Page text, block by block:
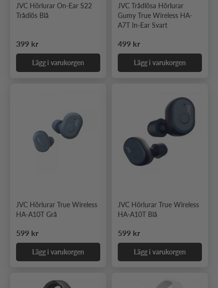
JVC Hörlurar On-Ear S22
Trådlös Blå
Ordinarie pris
399 kr
Lägg i varukorgen
JVC Trådlösa Hörlurar
Gumy True Wireless HA-
A7T In-Ear Svart
Ordinarie pris
499 kr
Lägg i varukorgen
JVC Hörlurar True Wireless
HA-A10T Grå
Ordinarie pris
599 kr
Lägg i varukorgen
JVC Hörlurar True Wireless
HA-A10T Blå
Ordinarie pris
599 kr
Lägg i varukorgen